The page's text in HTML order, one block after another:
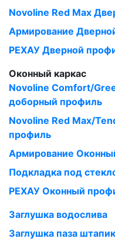
Novoline Red Мax
Армирование
РЕХАУ Дверной
Оконный каркас
Novoline Comfort/
доборный профиль
Novoline Red Max/
профиль
Армирование
Подкладка под
РЕХАУ Оконный
Заглушка водослива
Заглушка паза